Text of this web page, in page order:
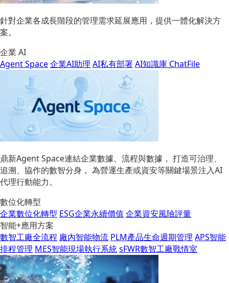
針對企業各成長階段的管理需求延展應用，提供一體化解決方
案。
企業 AI
Agent Space企業AI助理 AI私有部署AI知識庫 ChatFile
鼎新Agent Space連結企業數據、流程與數據， 打造可治理、
追溯、協作的數智分身， 為營運生產或資安等關鍵場景注入AI
代理行動能力。
數位化轉型
企業數位化轉型 ESG企業永續價值 企業資安風險評量
智能+應用方案
數智工廠全流程 廠內智能物流 PLM產品生命週期管理 APS智能
排程管理 MES智能現場執行系統sFWR數智工廠戰情室